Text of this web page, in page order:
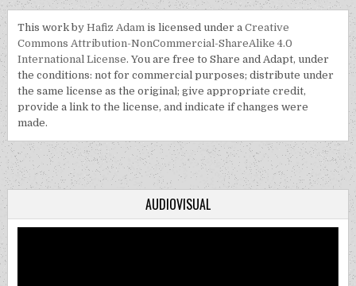
This work byHafiz Adam is licensed under aCreative
Commons Attribution-NonCommercial-ShareAlike 4.0
International License. You are free to Share and Adapt, under
the conditions: not for commercial purposes; distribute under
the same license as the original; give appropriate credit,
provide a link to the license, and indicate if changes were
made.
AUDIOVISUAL